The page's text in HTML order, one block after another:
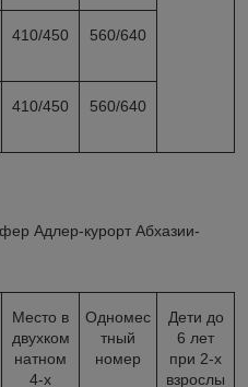
410/450 560/640
410/450 560/640
Адлер-курорт Абхазии-
Место в
двухком
натном
4-х
Одномес
тный
номер
Дети до
6 лет
при 2-х
взрослы